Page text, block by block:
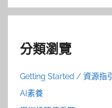
分類瀏覽
Getting Started / 資源指引
AI素養